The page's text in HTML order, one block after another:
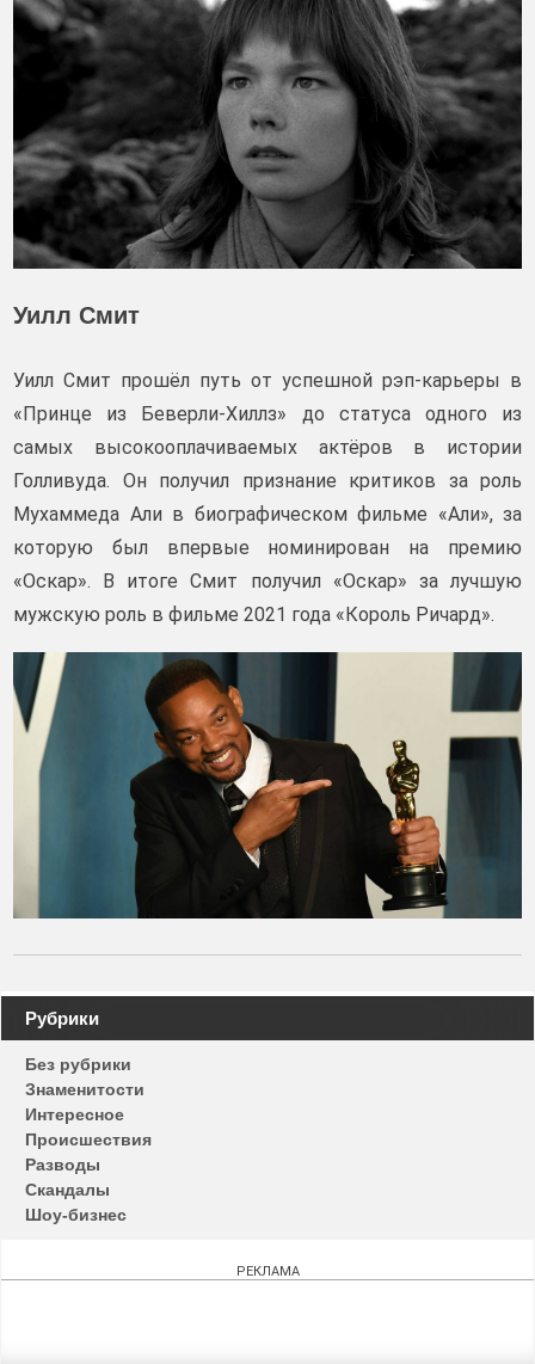
Уилл Смит
Уилл Смит прошёл путь от успешной рэп-карьеры в
«Принце из Беверли-Хиллз» до статуса одного из
самых высокооплачиваемых актёров в истории
Голливуда. Он получил признание критиков за роль
Мухаммеда Али в биографическом фильме «Али», за
которую был впервые номинирован на премию
«Оскар». В итоге Смит получил «Оскар» за лучшую
мужскую роль в фильме 2021 года «Король Ричард».
Навигация
по
записям
Рубрики
Без рубрики
Знаменитости
Интересное
Происшествия
Разводы
Скандалы
Шоу-бизнес
РЕКЛАМА